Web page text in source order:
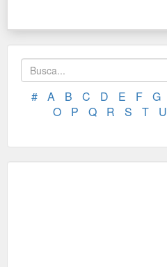
# A B C D E F G
O
P Q R S T U